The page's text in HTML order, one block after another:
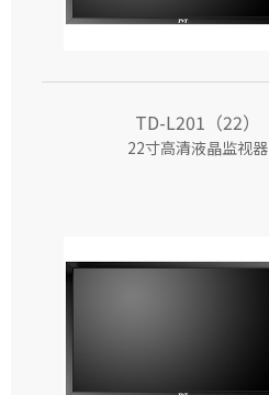
TD-L201（22）
22寸高清液晶监视器